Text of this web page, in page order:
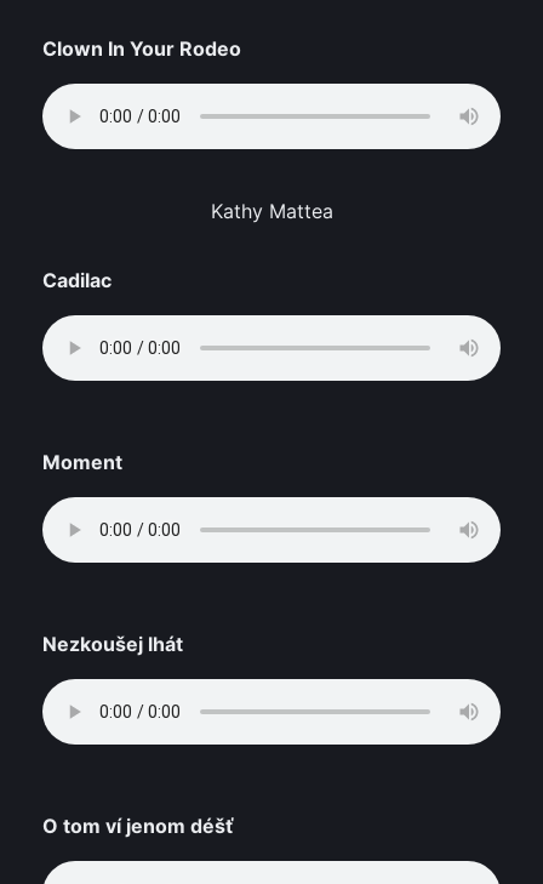
Clown In Your Rodeo
Kathy Mattea
Cadilac
Moment
Nezkoušej lhát
O tom ví jenom déšť